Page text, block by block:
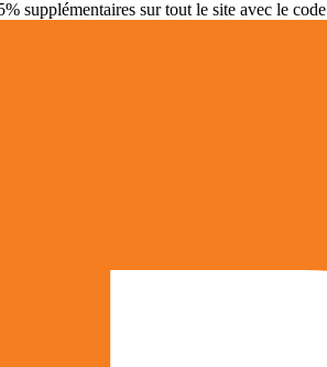
supplémentaires sur tout le site avec le code